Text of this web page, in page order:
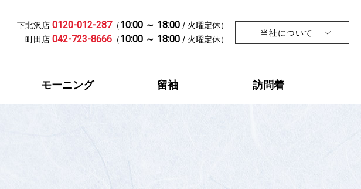
下北沢店 0120-012-287（10:00 ～ 18:00 / 火曜定休）
町田店 042-723-8666 （10:00 ～ 18:00 / 火曜定休）
当社について
モーニング 留袖 訪問着